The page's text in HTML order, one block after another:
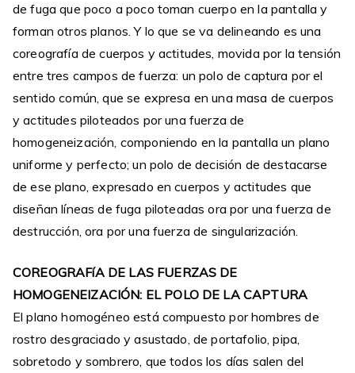
de fuga que poco a poco toman cuerpo en la pantalla y
forman otros planos. Y lo que se va delineando es una
coreografía de cuerpos y actitudes, movida por la tensión
entre tres campos de fuerza: un polo de captura por el
sentido común, que se expresa en una masa de cuerpos
y actitudes piloteados por una fuerza de
homogeneización, componiendo en la pantalla un plano
uniforme y perfecto; un polo de decisión de destacarse
de ese plano, expresado en cuerpos y actitudes que
diseñan líneas de fuga piloteadas ora por una fuerza de
destrucción, ora por una fuerza de singularización.
COREOGRAFíA DE LAS FUERZAS DE
HOMOGENEIZACIÓN: EL POLO DE LA CAPTURA
El plano homogéneo está compuesto por hombres de
rostro desgraciado y asustado, de portafolio, pipa,
sobretodo y sombrero, que todos los días salen del